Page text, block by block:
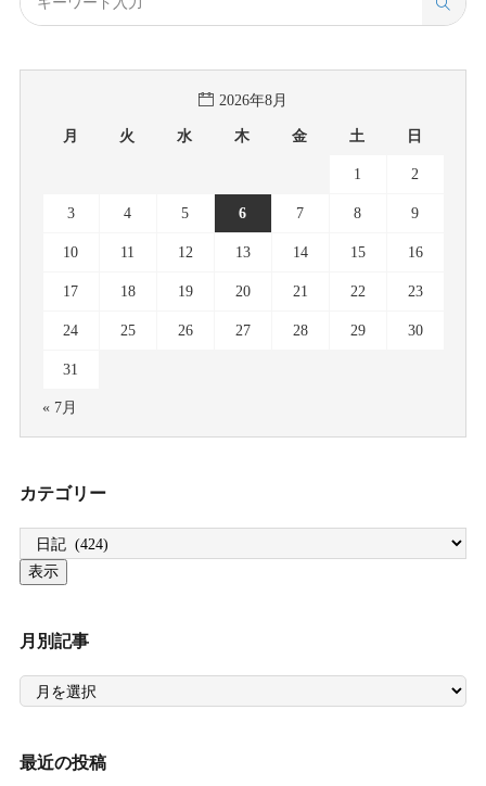
2026年8月
月 火 水 木 金 土 日
1 2
3 4 5 6 7 8 9
10 11 12 13 14 15 16
17 18 19 20 21 22 23
24 25 26 27 28 29 30
31
« 7月
カテゴリー
月別記事
月
記
最近の投稿